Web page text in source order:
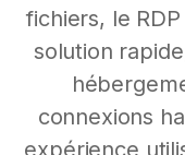
fichiers, le
solution
connexions
expérience